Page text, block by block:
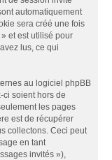
automatiquement
sera créé une fois
et est utilisé pour
lus, ce qui
au logiciel phpBB
ci soient hors de
les pages
est de récupérer
collectons. Ceci peut
en tant
invités »),